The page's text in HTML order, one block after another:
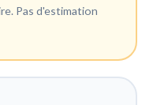
Pas d'estimation